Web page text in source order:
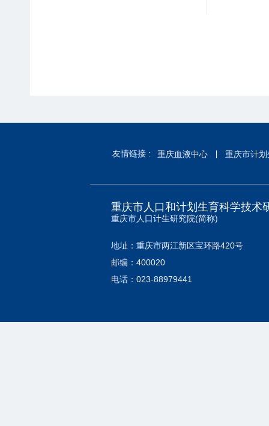
友情链接 : 重庆血液中心 重庆市计
重庆市人口和计划生育科学技术
重庆市人口计生研究院(简称)
地址：重庆市两江新区宝环路420号
邮编：400020
电话：023-88979441